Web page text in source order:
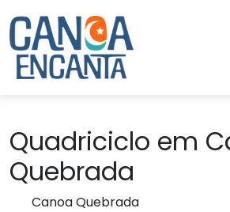
Quadriciclo em
Quebrada
Canoa Quebrada